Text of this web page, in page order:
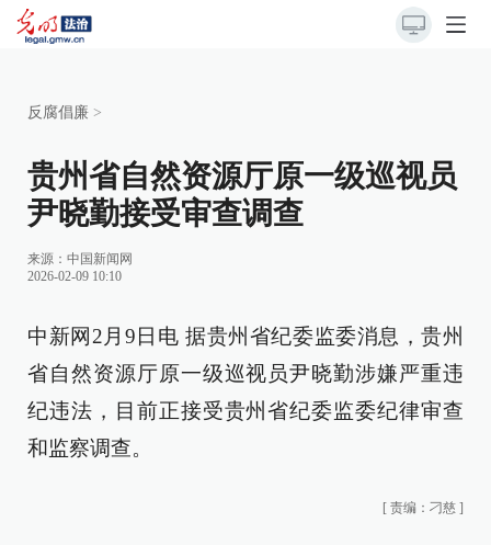
反腐倡廉 >
贵州省自然资源厅原一级巡视员
尹晓勤接受审查调查
来源： 中国新闻网
2026-02-09 10:10
中新网2月9日电 据贵州省纪委监委消息，贵州
省自然资源厅原一级巡视员尹晓勤涉嫌严重违
纪违法，目前正接受贵州省纪委监委纪律审查
和监察调查。
[ 责编：刁慈 ]